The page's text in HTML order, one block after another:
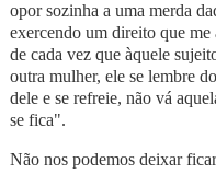
opor sozinha a uma merda
exercendo um direito que me
de cada vez que àquele
outra mulher, ele se lembre
dele e se refreie, não vá
se fica".
Não nos podemos deixar